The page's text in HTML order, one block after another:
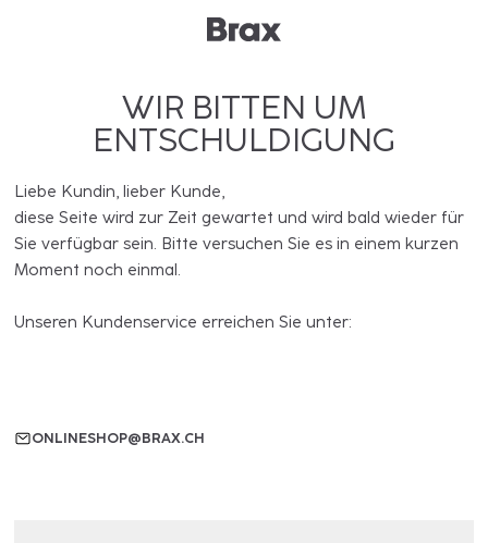
WIR BITTEN UM
ENTSCHULDIGUNG
Liebe Kundin, lieber Kunde,
diese Seite wird zur Zeit gewartet und wird bald wieder für
Sie verfügbar sein. Bitte versuchen Sie es in einem kurzen
Moment noch einmal.
Unseren Kundenservice erreichen Sie unter:
ONLINESHOP@BRAX.CH